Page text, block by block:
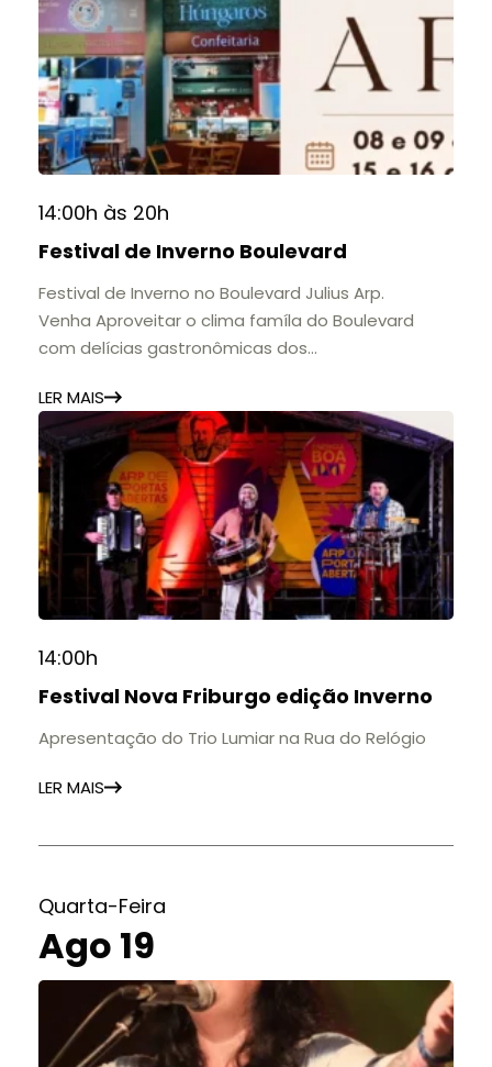
A mostra convida o público a conhecer o legado
do Colégio Anchieta por meio de documentos,
histórias e marcos que evidenciam sua
contribuição para a educação, a cultura e a
formação de gerações.
📍 Casarão Julius Arp
📅 Até 30 de setembro
11h às 17h
🎟️ Entrada gratuita.
14:00h às 20h
Festival de Inverno Boulevard
Festival de Inverno no Boulevard Julius Arp.
Venha Aproveitar o clima famíla do Boulevard
com delícias gastronômicas dos
LER MAIS
14:00h
Festival Nova Friburgo edição Inverno
Apresentação do Trio Lumiar na Rua do Relógio
LER MAIS
Quarta-Feira
Ago 19